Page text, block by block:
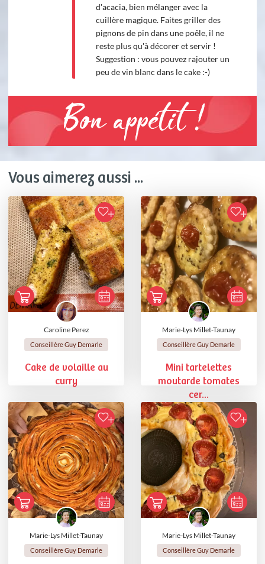
d'acacia, bien mélanger avec la
cuillère magique. Faites griller des
pignons de pin dans une poêle, il ne
reste plus qu'à décorer et servir !
Suggestion : vous pouvez rajouter un
peu de vin blanc dans le cake :-)
Bon appétit !
Vous aimerez aussi ...
Caroline Perez
Conseillère Guy Demarle
Cake de volaille au
curry
Marie-Lys Millet-Taunay
Conseillère Guy Demarle
Mini tartelettes
moutarde tomates
cer...
Marie-Lys Millet-Taunay
Conseillère Guy Demarle
Marie-Lys Millet-Taunay
Conseillère Guy Demarle